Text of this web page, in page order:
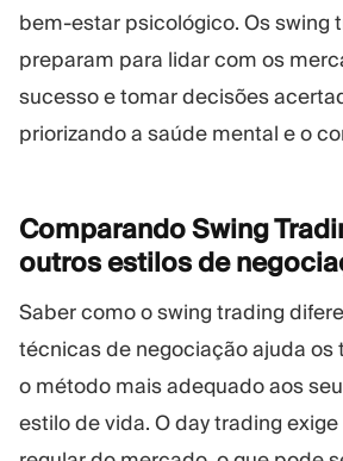
bem-estar psicológico. Os swing
preparam para lidar com os
sucesso e tomar decisões
priorizando a saúde mental e o
Comparando Swing
outros estilos de
Saber como o swing trading
técnicas de negociação ajuda os
o método mais adequado aos
estilo de vida. O day trading